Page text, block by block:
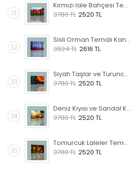
31
Kırmızı lale Bahçesi Temalı Kanvas Tablo
3780 TL 2520 TL
32
Sisli Orman Temalı Kanvas Tablo
3924 TL 2616 TL
33
Siyah Taşlar ve Turuncu Çiçek Kanvas Tablo
3780 TL 2520 TL
34
Deniz Kıyısı ve Sandal Kanvas Tablo
3780 TL 2520 TL
35
Tomurcuk Laleler Temalı Kanvas Tablo
3780 TL 2520 TL